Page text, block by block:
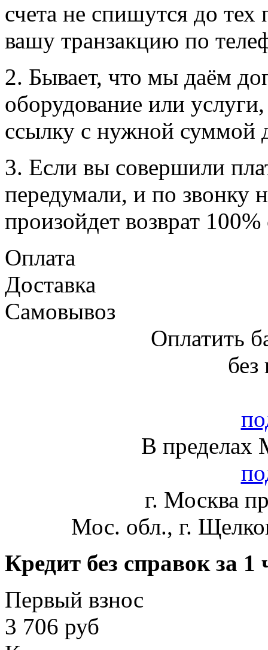
счета не спишутся до
вашу транзакцию по
2. Бывает, что мы даём
оборудование или
ссылку с нужной суммой
3. Если вы совершили
передумали, и по звонку
произойдет возврат
Оплата
Доставка
Самовывоз
Оплатить
без
В
г. Москва
Мос. обл., г.
Кредит без справок за 1
Первый взнос
3 706 руб